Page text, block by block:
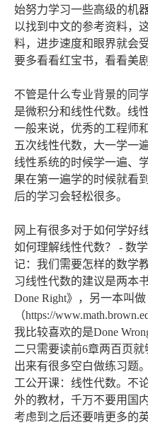
始努力学习一些高级的机
以找到中文的参考资料，
料，进步速度和眼界就会
要多看看红宝书，看看美剧
不管是什么专业背景的同
是微积分和线性代数。线
一般来说，优秀的工程师
五次线性代数，大一学一
线性系统的时候学一遍、
果在第一遍学的时候就看
后的学习会轻松很多。
网上有很多对于如何学好
如何理解线性代数？ - 数
记：我们需要怎样的数学
习线性代数的建议是两本
Done Right》，另一本叫做
（https://
我比较喜欢的是Done
二只需要读前6章两百页
出来有很多空白做练习题
工公开课：线性代数。不
外的教材，千万不要用国
考虑到之后还要啃更多的